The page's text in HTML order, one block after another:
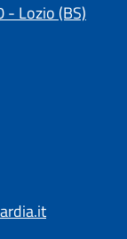
- Lozio (BS)